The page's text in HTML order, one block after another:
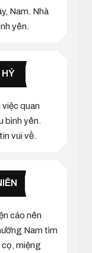
Nam. Nhà
yên.
HỶ
quan
bình yên.
vui về.
cáo nên
Nam tìm
cọ, miệng